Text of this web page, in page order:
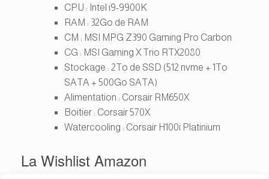
CPU : Intel i9-9900K
RAM : 32Go de RAM
CM : MSI MPG Z390 Gaming Pro Carbon
CG : MSI Gaming X Trio RTX2080
Stockage : 2To de SSD (512 nvme + 1To
SATA + 500Go SATA)
Alimentation : Corsair RM650X
Boitier : Corsair 570X
Watercooling : Corsair H100i Platinium
La Wishlist Amazon